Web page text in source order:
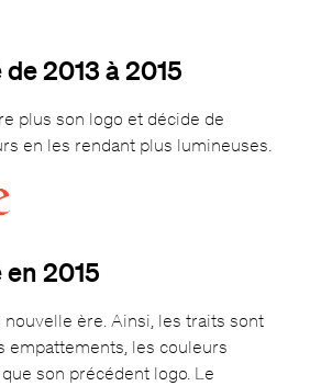
2013 à 2015
plus son logo et décide de
en les rendant plus lumineuses.
2015
ère. Ainsi, les traits sont
empattements, les couleurs
son précédent logo. Le